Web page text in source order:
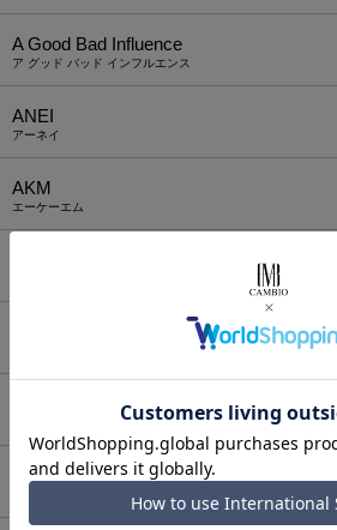
A Good Bad Influence
ア グッド バッド インフルエンス
ANEI
アーネイ
AKM
エーケーエム
ATTACHMENT
AUI NITE